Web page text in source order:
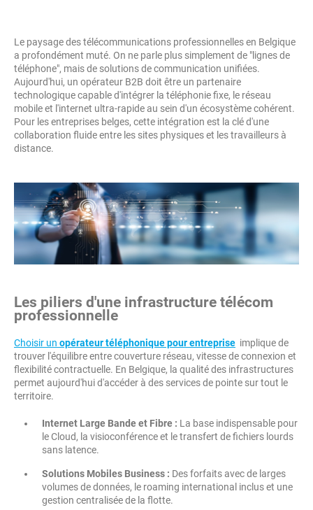
Le paysage des télécommunications professionnelles en Belgique
a profondément muté. On ne parle plus simplement de "lignes de
téléphone", mais de solutions de communication unifiées.
Aujourd'hui, un opérateur B2B doit être un partenaire
technologique capable d'intégrer la téléphonie fixe, le réseau
mobile et l'internet ultra-rapide au sein d'un écosystème cohérent.
Pour les entreprises belges, cette intégration est la clé d'une
collaboration fluide entre les sites physiques et les travailleurs à
distance.
Les piliers d'une infrastructure télécom
professionnelle
Choisir un opérateur téléphonique pour entreprise implique de
trouver l'équilibre entre couverture réseau, vitesse de connexion et
flexibilité contractuelle. En Belgique, la qualité des infrastructures
permet aujourd'hui d'accéder à des services de pointe sur tout le
territoire.
Internet Large Bande et Fibre : La base indispensable pour
le Cloud, la visioconférence et le transfert de fichiers lourds
sans latence.
Solutions Mobiles Business : Des forfaits avec de larges
volumes de données, le roaming international inclus et une
gestion centralisée de la flotte.